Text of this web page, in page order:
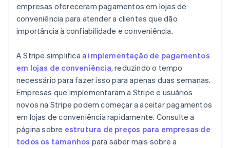
empresas ofereceram pagamentos em lojas de
conveniência para atender a clientes que dão
importância à confiabilidade e conveniência.
A Stripe simplifica a implementação de pagamentos
em lojas de conveniência, reduzindo o tempo
necessário para fazer isso para apenas duas semanas.
Empresas que implementaram a Stripe e usuários
novos na Stripe podem começar a aceitar pagamentos
em lojas de conveniência rapidamente. Consulte a
página sobre estrutura de preços para empresas de
todos os tamanhos para saber mais sobre a